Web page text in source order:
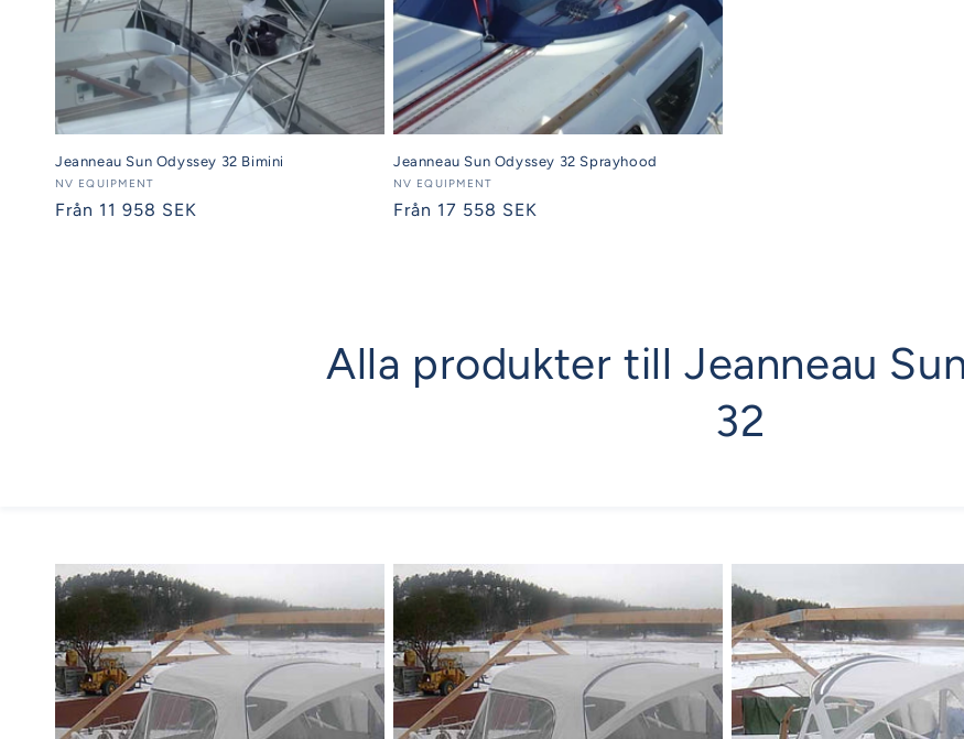
Jeanneau Sun Odyssey 32 Bimini
Säljare:
NV EQUIPMENT
Ordinarie
Från 11 958 SEK
Jeanneau Sun Odyssey 32 Sprayhood
Säljare:
NV EQUIPMENT
Ordinarie
Från 17 558 SEK
Alla produkter till Jeanneau
32